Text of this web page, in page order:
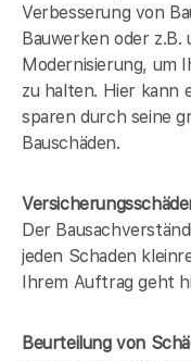
Verbesserung von
Bauwerken oder z.B.
Modernisierung, um
zu halten. Hier kann
sparen durch seine
Bauschäden.
Der
jeden Schaden
Ihrem Auftrag geht
Beurteilung von